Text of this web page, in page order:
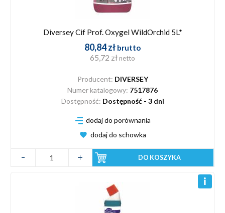
Diversey Cif Prof. Oxygel WildOrchid 5L*
80,84 zł brutto
65,72 zł netto
Producent: DIVERSEY
Numer katalogowy: 7517876
Dostępność: Dostępność - 3 dni
dodaj do porównania
dodaj do schowka
DO KOSZYKA